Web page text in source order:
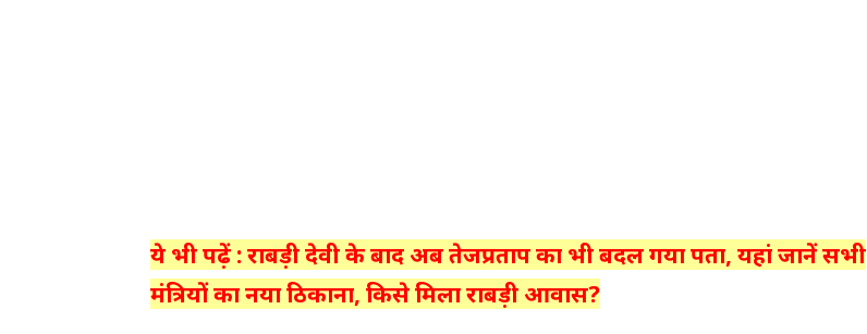
ये भी पढ़ें : राबड़ी देवी के बाद अब तेजप्रताप का भी बदल गया पता, यहां जानें सभी
मंत्रियों का नया ठिकाना, किसे मिला राबड़ी आवास?